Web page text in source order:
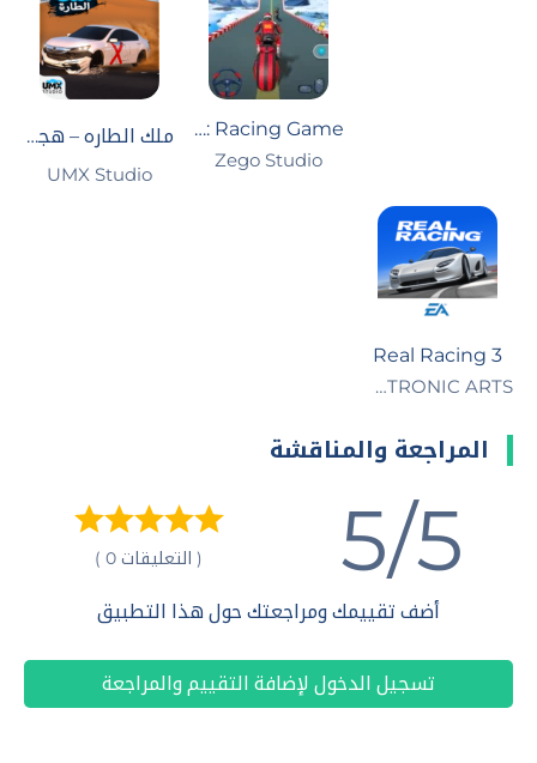
Bike Race: Racing Game
Zego Studio‏
ملك الطاره – هجوله و حوادث
UMX Studio‏
Real Racing 3
ELECTRONIC ARTS‏
المراجعة والمناقشة
5/5 ( التعليقات 0 )
أضف تقييمك ومراجعتك حول هذا التطبيق
تسجيل الدخول لإضافة التقييم والمراجعة